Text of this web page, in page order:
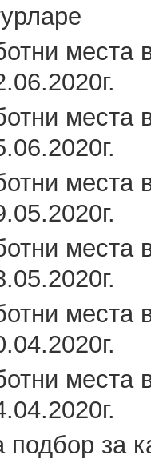
места
места
места
места
места
места
подбор за